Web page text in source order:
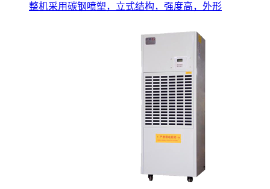
整机采用碳钢喷塑，立式结构，强度高，外形